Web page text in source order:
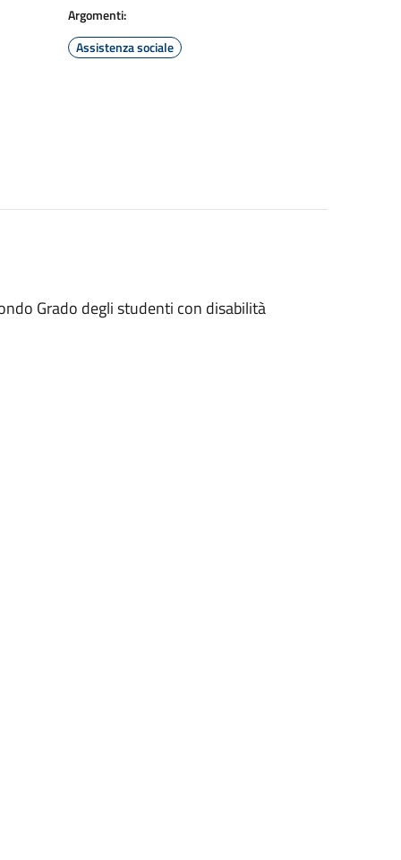
Argomenti:
Assistenza sociale
Grado degli studenti con disabilità